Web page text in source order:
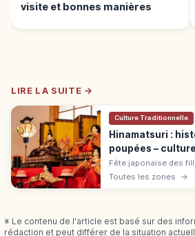
visite et bonnes manières
LIRE LA SUITE →
Culture Traditionnelle
Hinamatsuri :
poupées – culturel
Fête japonaise des
(Jōshi no sekku,
Toutes les zones →
※ Le contenu de l'article est basé sur des
rédaction et peut différer de la situation